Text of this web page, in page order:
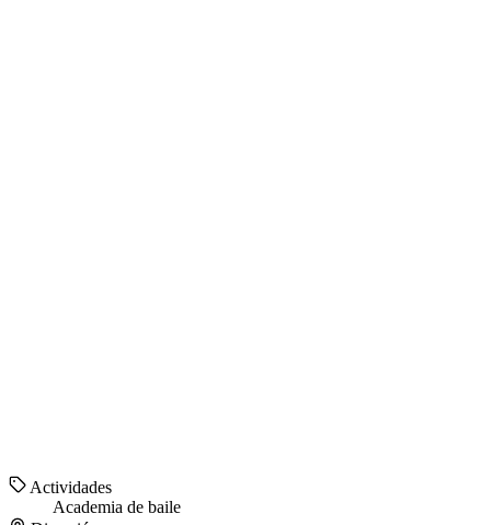
Actividades
Academia de baile